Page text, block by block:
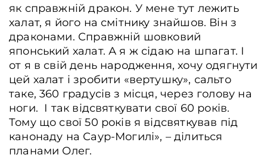
як справжній дракон. У мене тут лежить
халат, я його на смітнику знайшов. Він з
драконами. Справжній шовковий
японський халат. А я ж сідаю на шпагат. І
от я в свій день народження, хочу одягнути
цей халат і зробити «вертушку», сальто
таке, 360 градусів з місця, через голову на
ноги. І так відсвяткувати свої 60 років.
Тому що свої 50 років я відсвяткував під
канонаду на Саур-Могилі», – ділиться
планами Олег.